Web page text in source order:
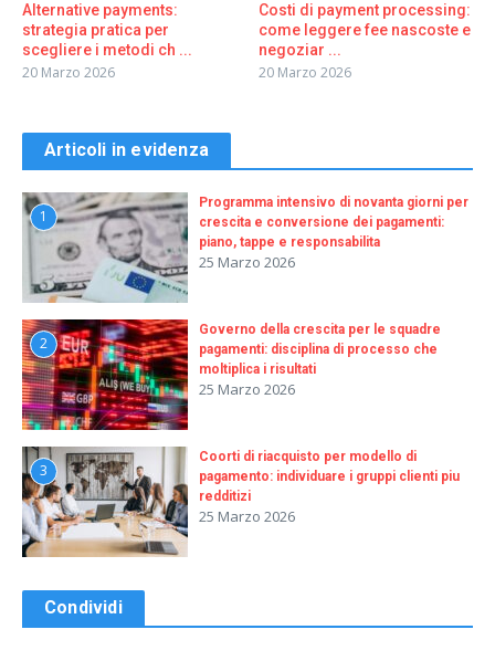
Alternative payments:
strategia pratica per
scegliere i metodi ch ...
20 Marzo 2026
Costi di payment processing:
come leggere fee nascoste e
negoziar ...
20 Marzo 2026
Articoli in evidenza
1
Programma intensivo di novanta giorni per
crescita e conversione dei pagamenti:
piano, tappe e responsabilita
25 Marzo 2026
2
Governo della crescita per le squadre
pagamenti: disciplina di processo che
moltiplica i risultati
25 Marzo 2026
3
Coorti di riacquisto per modello di
pagamento: individuare i gruppi clienti piu
redditizi
25 Marzo 2026
Condividi